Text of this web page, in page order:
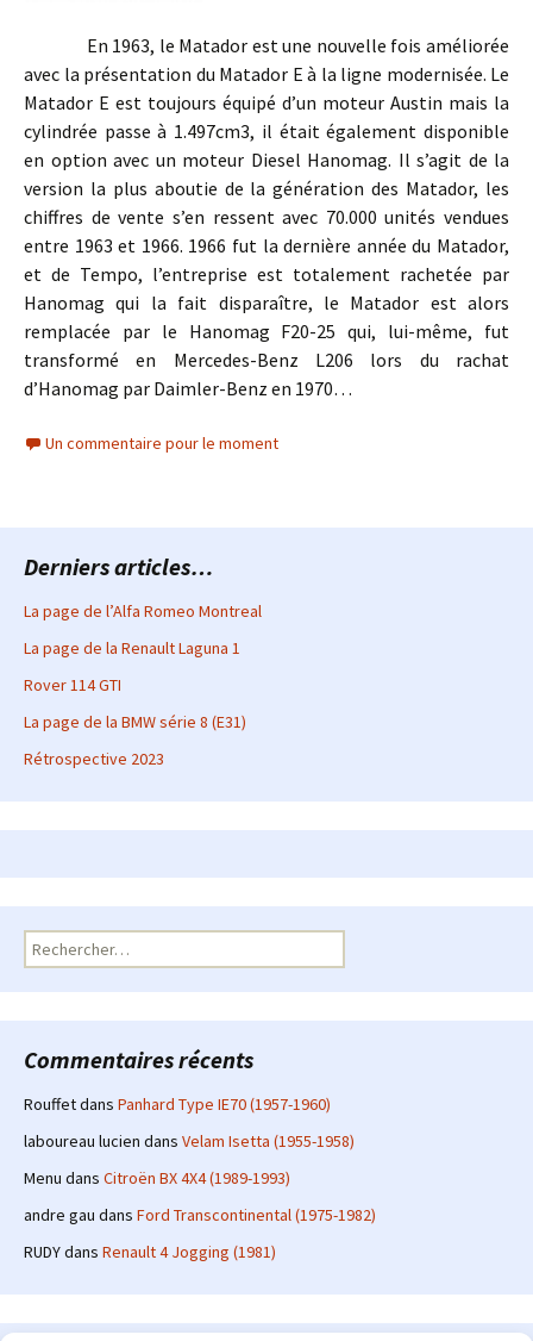
En 1963, le Matador est une nouvelle fois améliorée
avec la présentation du Matador E à la ligne modernisée. Le
Matador E est toujours équipé d’un moteur Austin mais la
cylindrée passe à 1.497cm3, il était également disponible
en option avec un moteur Diesel Hanomag. Il s’agit de la
version la plus aboutie de la génération des Matador, les
chiffres de vente s’en ressent avec 70.000 unités vendues
entre 1963 et 1966. 1966 fut la dernière année du Matador,
et de Tempo, l’entreprise est totalement rachetée par
Hanomag qui la fait disparaître, le Matador est alors
remplacée par le Hanomag F20-25 qui, lui-même, fut
transformé en Mercedes-Benz L206 lors du rachat
d’Hanomag par Daimler-Benz en 1970…
Un commentaire pour le moment
Derniers articles…
La page de l’Alfa Romeo Montreal
La page de la Renault Laguna 1
Rover 114 GTI
La page de la BMW série 8 (E31)
Rétrospective 2023
Rechercher :
Commentaires récents
Rouffetdans Panhard Type IE70 (1957-1960)
laboureau lucien dans Velam Isetta (1955-1958)
Menu dans Citroën BX 4X4 (1989-1993)
andre gau dans Ford Transcontinental (1975-1982)
RUDYdans Renault 4 Jogging (1981)